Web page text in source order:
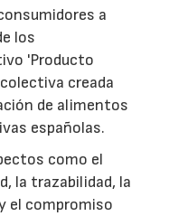
a
los
'Producto
creada
de alimentos
españolas.
como el
la trazabilidad, la
el compromiso